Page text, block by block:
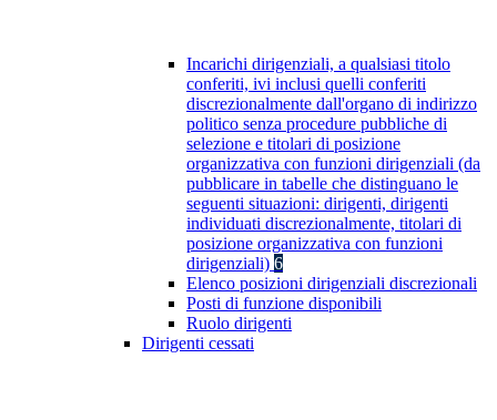
Incarichi dirigenziali, a qualsiasi titolo
conferiti, ivi inclusi quelli conferiti
discrezionalmente dall'organo di indirizzo
politico senza procedure pubbliche di
selezione e titolari di posizione
organizzativa con funzioni dirigenziali (da
pubblicare in tabelle che distinguano le
seguenti situazioni: dirigenti, dirigenti
individuati discrezionalmente, titolari di
posizione organizzativa con funzioni
dirigenziali) 6
Elenco posizioni dirigenziali discrezionali
Posti di funzione disponibili
Ruolo dirigenti
Dirigenti cessati